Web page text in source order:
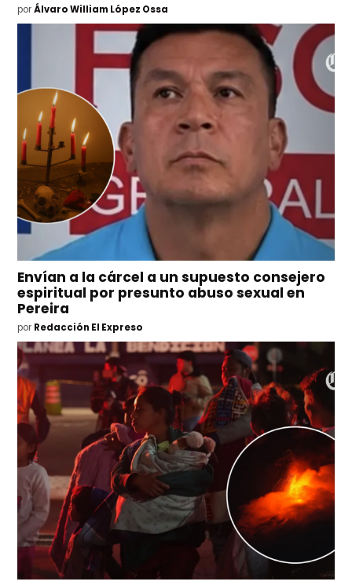
por Álvaro William López Ossa
Envían a la cárcel a un supuesto consejero
espiritual por presunto abuso sexual en
Pereira
por Redacción El Expreso